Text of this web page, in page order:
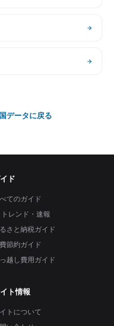
データに戻る
ド
てのガイド
トレンド・速報
さと納税ガイド
節約ガイド
越し費用ガイド
ト情報
トについて